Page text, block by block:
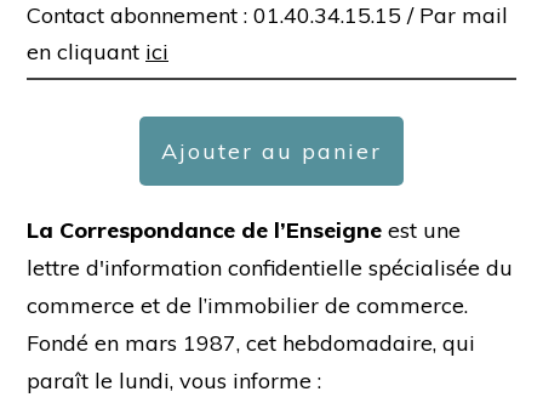
Contact abonnement : 01.40.34.15.15 / Par mail
en cliquant ici
Ajouter au panier
La Correspondance de l’Enseigne est une
lettre d'information confidentielle spécialisée du
commerce et de l’immobilier de commerce.
Fondé en mars 1987, cet hebdomadaire, qui
paraît le lundi, vous informe :